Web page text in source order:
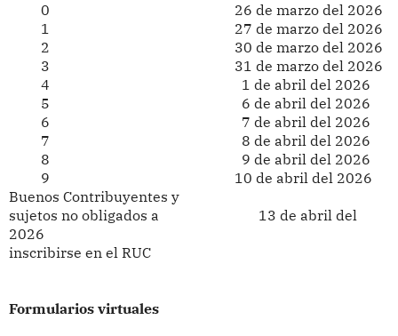
0 26 de marzo del 2026
1 27 de marzo del 2026
2 30 de marzo del 2026
3 31 de marzo del 2026
4 1 de abril del 2026
5 6 de abril del 2026
6 7 de abril del 2026
7 8 de abril del 2026
8 9 de abril del 2026
9 10 de abril del 2026
Buenos Contribuyentes y
sujetos no obligados a 13 de abril del
2026
inscribirse en el RUC
Formularios virtuales